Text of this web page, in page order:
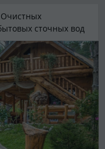
сточных вод